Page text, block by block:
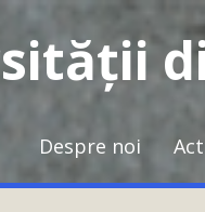
Despre noi